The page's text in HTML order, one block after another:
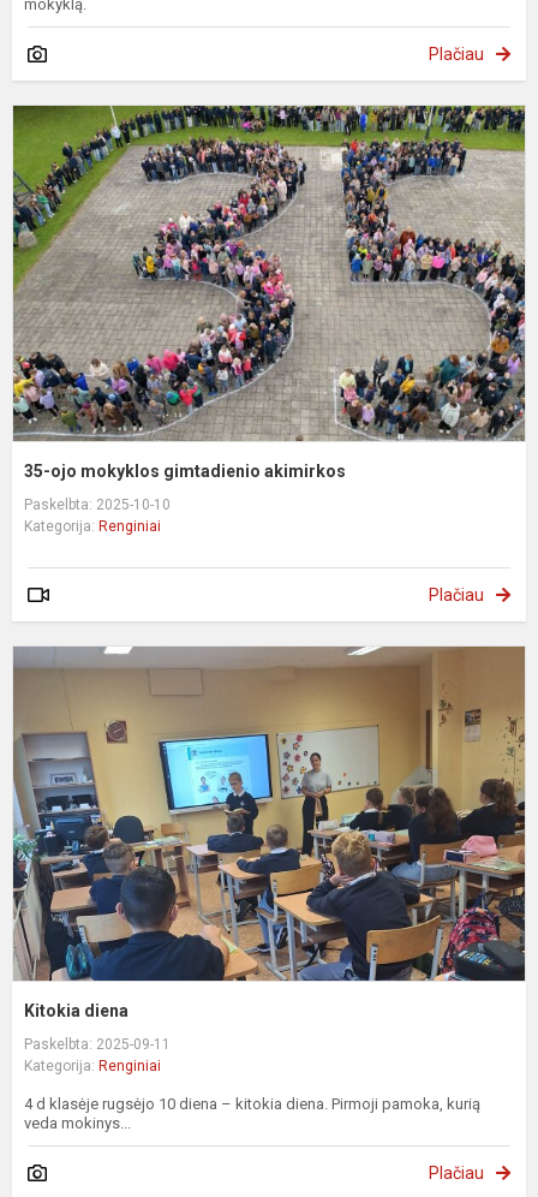
mokyklą.
Plačiau
35-ojo mokyklos gimtadienio akimirkos
Paskelbta: 2025-10-10
Kategorija: Renginiai
Plačiau
Kitokia diena
Paskelbta: 2025-09-11
Kategorija: Renginiai
4 d klasėje rugsėjo 10 diena – kitokia diena. Pirmoji pamoka, kurią
veda mokinys...
Plačiau